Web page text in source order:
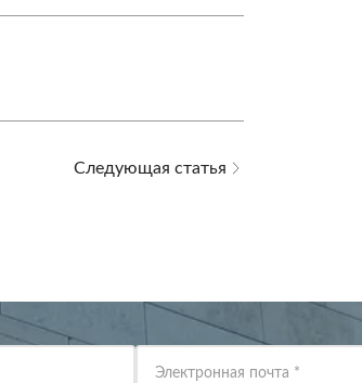
Следующая статья
Электронная почта *